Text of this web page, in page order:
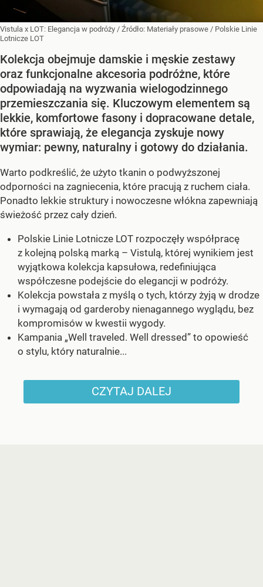
Vistula x LOT: Elegancja w podróży / Źródło: Materiały prasowe / Polskie Linie
Lotnicze LOT
Kolekcja obejmuje damskie i męskie zestawy
oraz funkcjonalne akcesoria podróżne, które
odpowiadają na wyzwania wielogodzinnego
przemieszczania się. Kluczowym elementem są
lekkie, komfortowe fasony i dopracowane detale,
które sprawiają, że elegancja zyskuje nowy
wymiar: pewny, naturalny i gotowy do działania.
Warto podkreślić, że użyto tkanin o podwyższonej
odporności na zagniecenia, które pracują z ruchem ciała.
Ponadto lekkie struktury i nowoczesne włókna zapewniają
świeżość przez cały dzień.
Polskie Linie Lotnicze LOT rozpoczęły współpracę
z kolejną polską marką – Vistulą, której wynikiem jest
wyjątkowa kolekcja kapsułowa, redefiniująca
współczesne podejście do elegancji w podróży.
Kolekcja powstała z myślą o tych, którzy żyją w drodze
i wymagają od garderoby nienagannego wyglądu, bez
kompromisów w kwestii wygody.
Kampania „Well traveled. Well dressed” to opowieść
o stylu, który naturalnie...
CZYTAJ DALEJ